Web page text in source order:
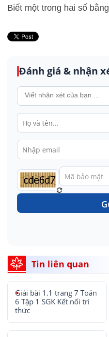
Biết một trong hai số
Đánh giá & nhận
Tin liên quan
Giải bài 1.1 trang 7 Toán
6 Tập 1 SGK Kết nối tri
thức